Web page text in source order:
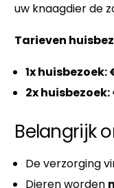
uw knaagdier de
Tarieven
1x huisbezoek:
2x
Belangrijk
De verzorging
Dieren worden